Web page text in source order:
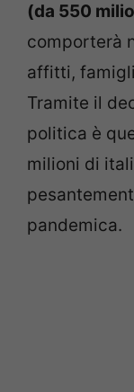
(da 550
comporterà
affitti,
Tramite il
politica è
milioni di
pandemica.